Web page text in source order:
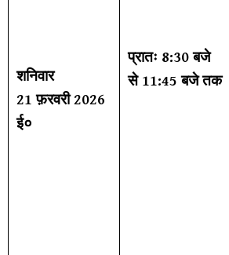
शनिवार
21 फ़रवरी 2026
ई०
प्रातः 8:30 बजे
से 11:45 बजे तक